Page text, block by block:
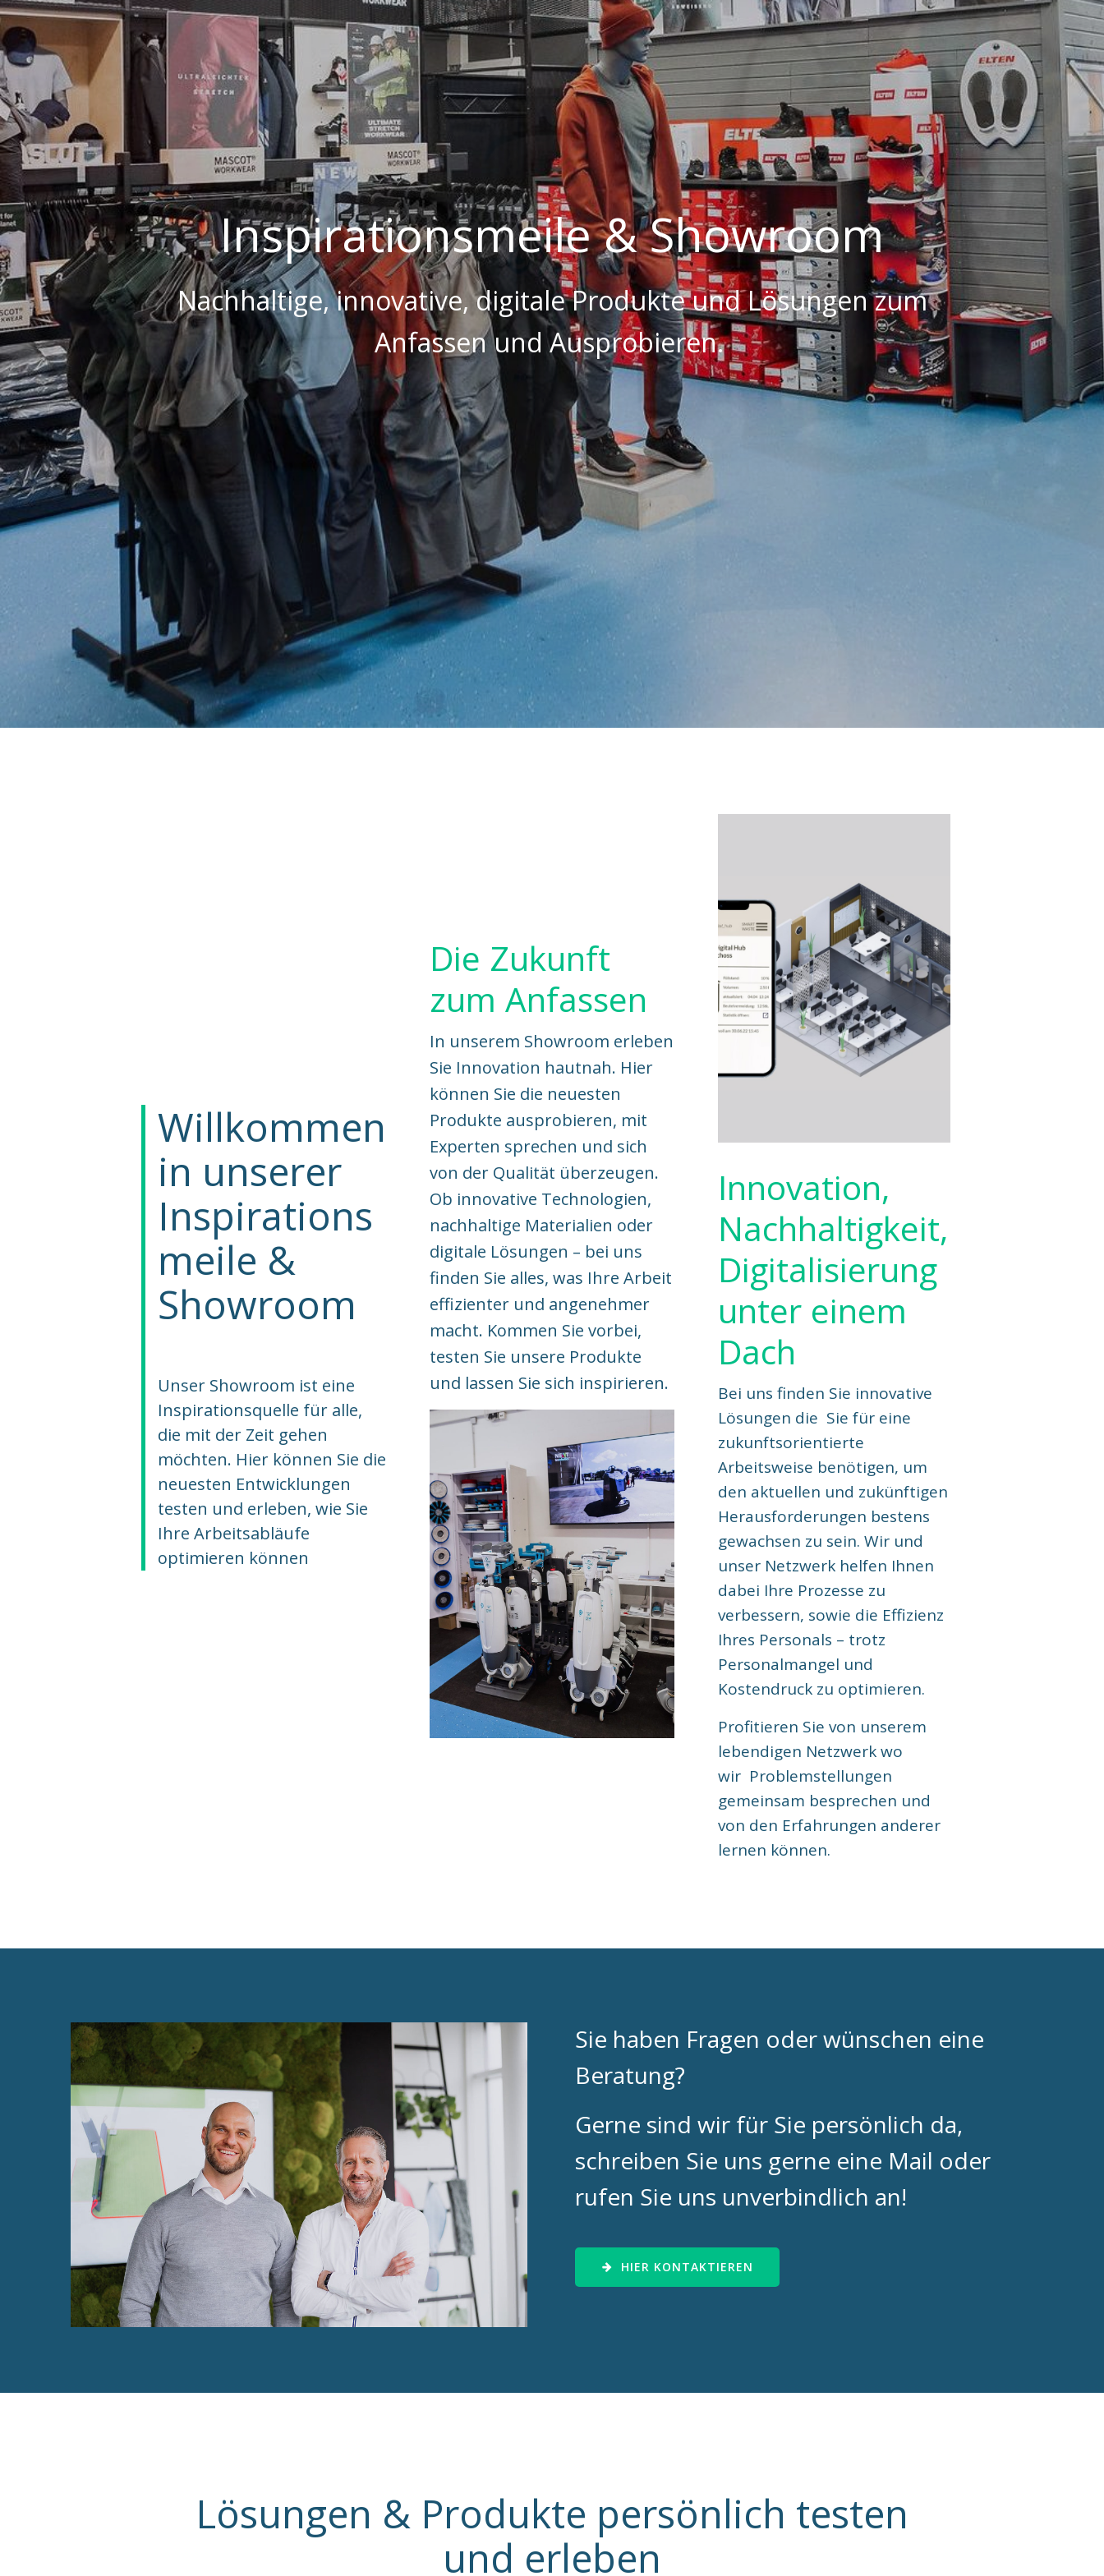
Inspirationsmeile & Showroom
Nachhaltige, innovative, digitale Produkte und Lösungen zum
Anfassen und Ausprobieren.
Willkommen
in unserer
Inspirations
meile &
Showroom
Unser Showroom ist eine
Inspirationsquelle für alle,
die mit der Zeit gehen
möchten. Hier können Sie die
neuesten Entwicklungen
testen und erleben, wie Sie
Ihre Arbeitsabläufe
optimieren können
Die Zukunft
zum Anfassen
In unserem Showroom erleben
Sie Innovation hautnah. Hier
können Sie die neuesten
Produkte ausprobieren, mit
Experten sprechen und sich
von der Qualität überzeugen.
Ob innovative Technologien,
nachhaltige Materialien oder
digitale Lösungen – bei uns
finden Sie alles, was Ihre Arbeit
effizienter und angenehmer
macht. Kommen Sie vorbei,
testen Sie unsere Produkte
und lassen Sie sich inspirieren.
Innovation,
Nachhaltigkeit,
Digitalisierung
unter einem
Dach
Bei uns finden Sie innovative
Lösungen die Sie für eine
zukunftsorientierte
Arbeitsweise benötigen, um
den aktuellen und zukünftigen
Herausforderungen bestens
gewachsen zu sein. Wir und
unser Netzwerk helfen Ihnen
dabei Ihre Prozesse zu
verbessern, sowie die Effizienz
Ihres Personals – trotz
Personalmangel und
Kostendruck zu optimieren.
Profitieren Sie von unserem
lebendigen Netzwerk wo
wir Problemstellungen
gemeinsam besprechen und
von den Erfahrungen anderer
lernen können.
Sie haben Fragen oder wünschen eine
Beratung?
Gerne sind wir für Sie persönlich da,
schreiben Sie uns gerne eine Mail oder
rufen Sie uns unverbindlich an!
HIER KONTAKTIEREN
Lösungen & Produkte persönlich testen
und erleben